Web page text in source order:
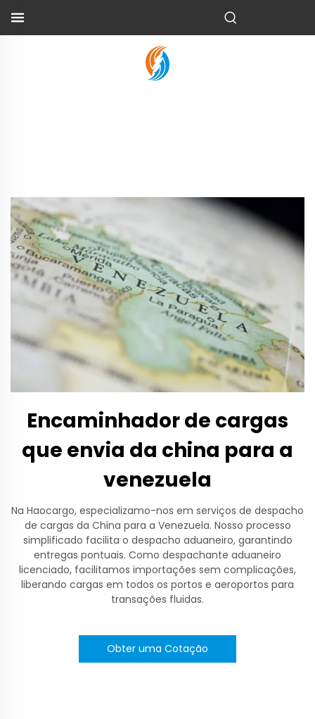
Encaminhador de cargas
que envia da china para a
venezuela
Na Haocargo, especializamo-nos em serviços de despacho
de cargas da China para a Venezuela. Nosso processo
simplificado facilita o despacho aduaneiro, garantindo
entregas pontuais. Como despachante aduaneiro
licenciado, facilitamos importações sem complicações,
liberando cargas em todos os portos e aeroportos para
transações fluidas.
Obter uma Cotação